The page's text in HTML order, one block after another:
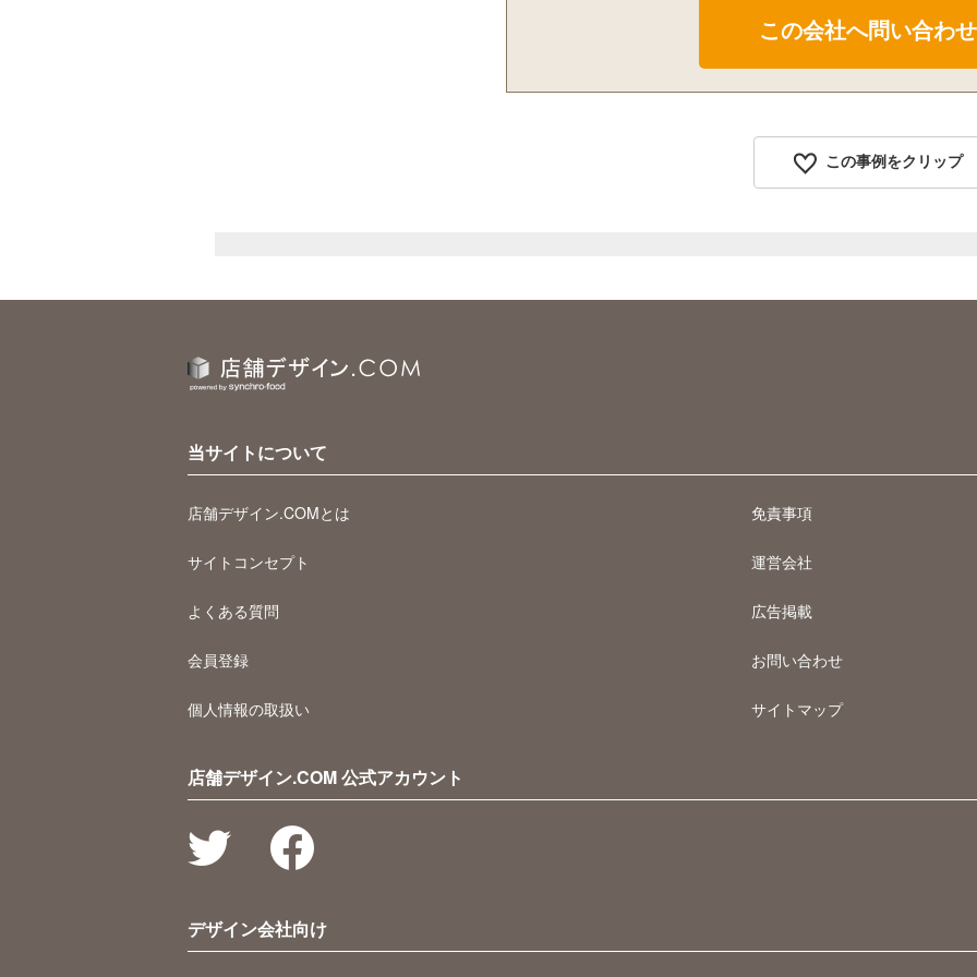
この事例をクリップ
当サイトについて
店舗デザイン.COMとは
サイトコンセプト
よくある質問
会員登録
個人情報の取扱い
免責事項
運営会社
広告掲載
お問い合わせ
サイトマップ
店舗デザイン.COM 公式アカウント
デザイン会社向け